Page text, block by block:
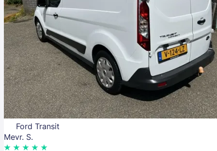
Ford Transit
Mevr. S.